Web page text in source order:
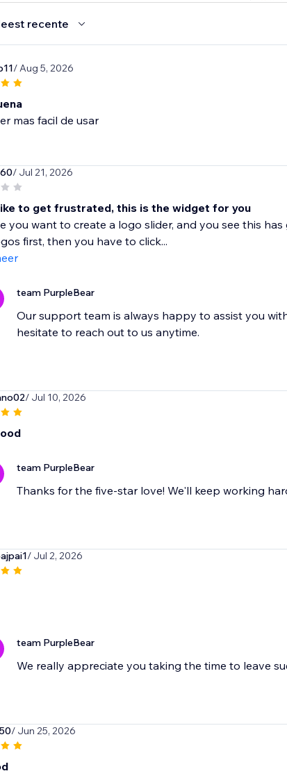
recente
/ Aug 5, 2026
mas facil de usar
/ Jul 21, 2026
to get frustrated, this is the widget for you
you want to create a logo slider, and you see this
first, then you have to click...
team PurpleBear
Our support team is always happy to assist you
hesitate to reach out to us anytime.
/ Jul 10, 2026
team PurpleBear
Thanks for the five-star love! We'll keep working
/ Jul 2, 2026
team PurpleBear
We really appreciate you taking the time to leave
/ Jun 25, 2026